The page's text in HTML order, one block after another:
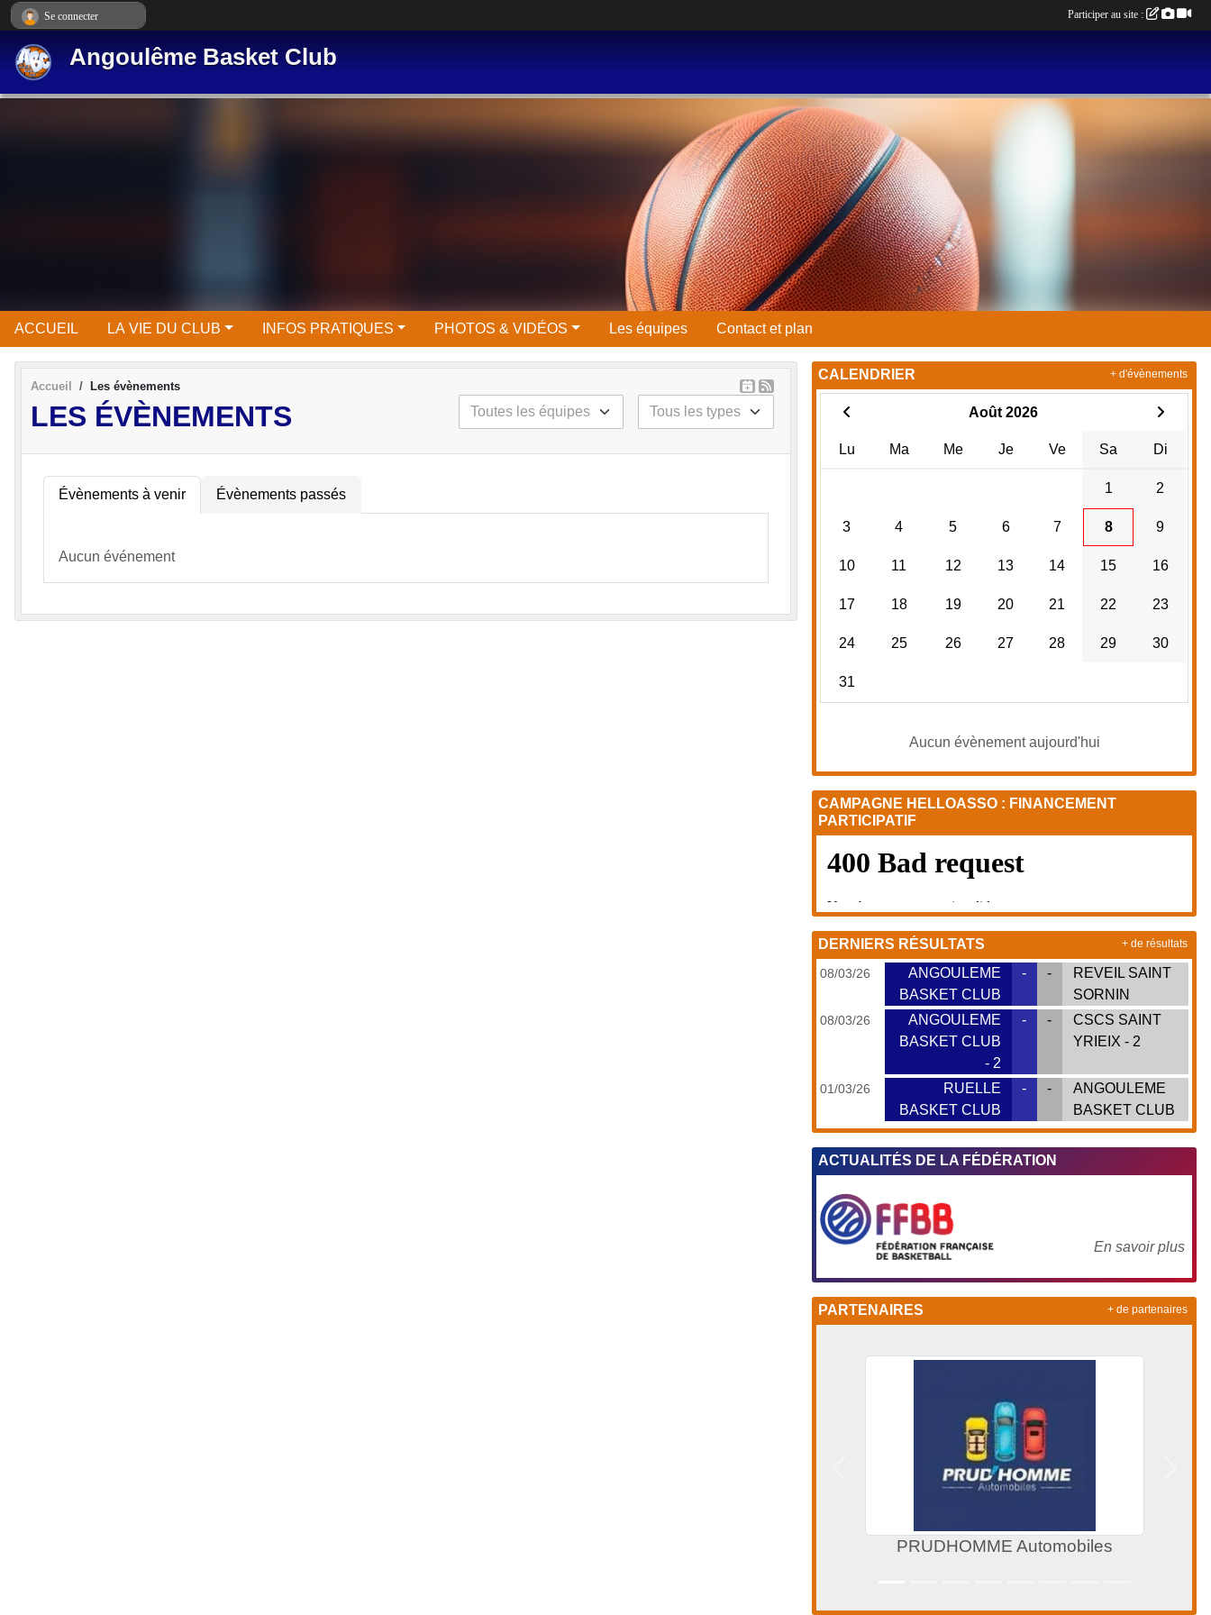
Angoulême Basket Club
ACCUEIL LA VIE DU CLUB INFOS PRATIQUES PHOTOS & VIDÉOS Les équipes Contact et plan
Accueil Les évènements
LES ÉVÈNEMENTS
Évènements à venir Évènements passés
Aucun événement
CALENDRIER
Août 2026
Lu Ma Me Je Ve Sa Di
1 2
3 4 5 6 7 8 9
10 11 12 13 14 15 16
17 18 19 20 21 22 23
24 25 26 27 28 29 30
31
Aucun évènement aujourd'hui
+ d'évènements
CAMPAGNE HELLOASSO : FINANCEMENT
PARTICIPATIF
DERNIERS RÉSULTATS
08/03/26
ANGOULEME
BASKET CLUB
- -
REVEIL SAINT
SORNIN
08/03/26
ANGOULEME
BASKET CLUB
- 2
- -
CSCS SAINT
YRIEIX - 2
01/03/26
RUELLE
BASKET CLUB
- -
ANGOULEME
BASKET CLUB
+ de résultats
ACTUALITÉS DE LA FÉDÉRATION
En savoir plus
PARTENAIRES
PRUDHOMME Automobiles
+ de partenaires
Se connecter Participer au site :
Panneau de gestion des cookies